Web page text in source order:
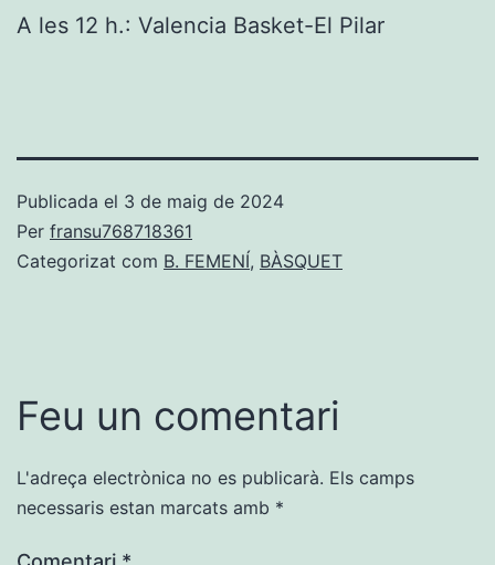
A les 12 h.: Valencia Basket-El Pilar
Publicada el 3 de maig de 2024
Per fransu768718361
Categorizat com B. FEMENÍ, BÀSQUET
Feu un comentari
L'adreça electrònica no es publicarà. Els camps
necessaris estan marcats amb *